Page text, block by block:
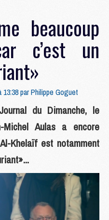
beaucoup
c’est un
parPhilippe Goguet
du Dimanche, le
Aulas a encore
Khelaïf est notamment